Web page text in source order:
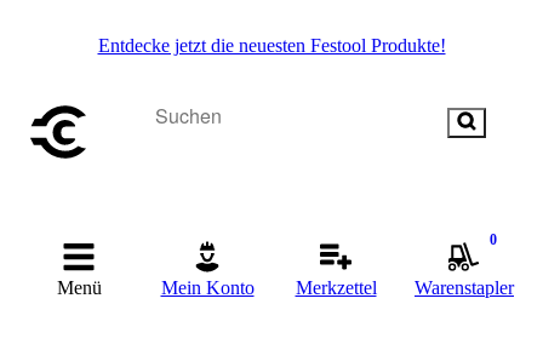
Entdecke jetzt die neuesten Festool Produkte!
Menü Mein Konto Merkzettel
0
Warenstapler